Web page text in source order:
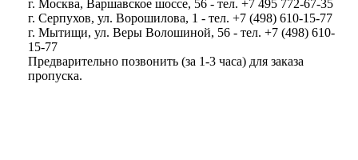
г. Москва, Варшавское шоссе, 56 - тел. +7 495 772-67-35
г. Серпухов, ул. Ворошилова, 1 - тел. +7 (498) 610-15-77
г. Мытищи, ул. Веры Волошиной, 56 - тел. +7 (498) 610-
15-77
Предварительно позвонить (за 1-3 часа) для заказа
пропуска.